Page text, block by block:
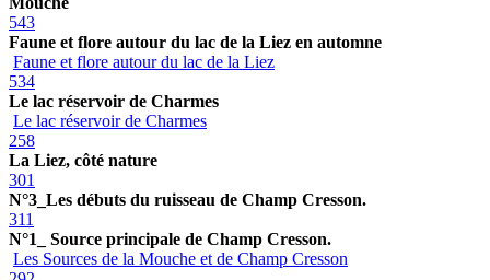
543
Faune et flore autour du lac de la Liez en automne
Faune et flore autour du lac de la Liez
534
Le lac réservoir de Charmes
Le lac réservoir de Charmes
258
La Liez, côté nature
301
N°3_Les débuts du ruisseau de Champ Cresson.
311
N°1_ Source principale de Champ Cresson.
Les Sources de la Mouche et de Champ Cresson